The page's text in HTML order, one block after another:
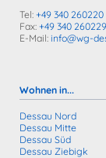
Tel:+49 340 260220
Fax: +49 340
E-Mail: info@wg-
Wohnen in...
Dessau Nord
Dessau Mitte
Dessau Süd
Dessau Ziebigk